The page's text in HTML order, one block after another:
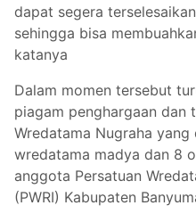
dapat segera
sehingga bisa
katanya
Dalam momen tersebut
piagam penghargaan dan
Wredatama Nugraha
wredatama madya dan 8
anggota Persatuan
(PWRI) Kabupaten